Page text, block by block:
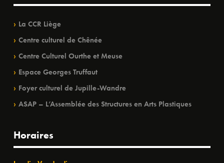
La CCR Liège
Centre culturel de Chênée
Centre Culturel Ourthe et Meuse
Espace Georges Truffaut
Foyer culturel de Jupille-Wandre
ASAP – L’Assemblée des Structures en Arts Plastiques
Horaires